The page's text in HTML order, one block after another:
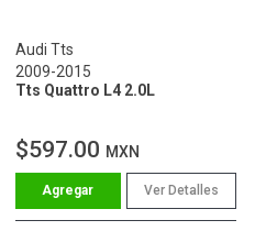
Audi Tts
2009-2015
Tts Quattro L4 2.0L
$597.00 MXN
Ver Detalles